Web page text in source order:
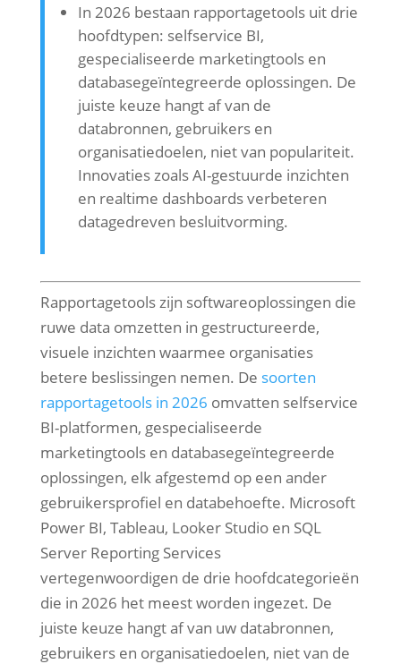
In 2026 bestaan rapportagetools uit drie
hoofdtypen: selfservice BI,
gespecialiseerde marketingtools en
databasegeïntegreerde oplossingen. De
juiste keuze hangt af van de
databronnen, gebruikers en
organisatiedoelen, niet van populariteit.
Innovaties zoals AI-gestuurde inzichten
en realtime dashboards verbeteren
datagedreven besluitvorming.
Rapportagetools zijn softwareoplossingen die
ruwe data omzetten in gestructureerde,
visuele inzichten waarmee organisaties
betere beslissingen nemen. De soorten
rapportagetools in 2026 omvatten selfservice
BI-platformen, gespecialiseerde
marketingtools en databasegeïntegreerde
oplossingen, elk afgestemd op een ander
gebruikersprofiel en databehoefte. Microsoft
Power BI, Tableau, Looker Studio en SQL
Server Reporting Services
vertegenwoordigen de drie hoofdcategorieën
die in 2026 het meest worden ingezet. De
juiste keuze hangt af van uw databronnen,
gebruikers en organisatiedoelen, niet van de